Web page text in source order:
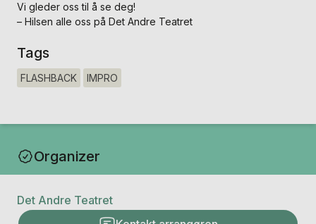
Vi gleder oss til å se deg!
– Hilsen alle oss på Det Andre Teatret
Tags
FLASHBACK IMPRO
Organizer
Det Andre Teatret